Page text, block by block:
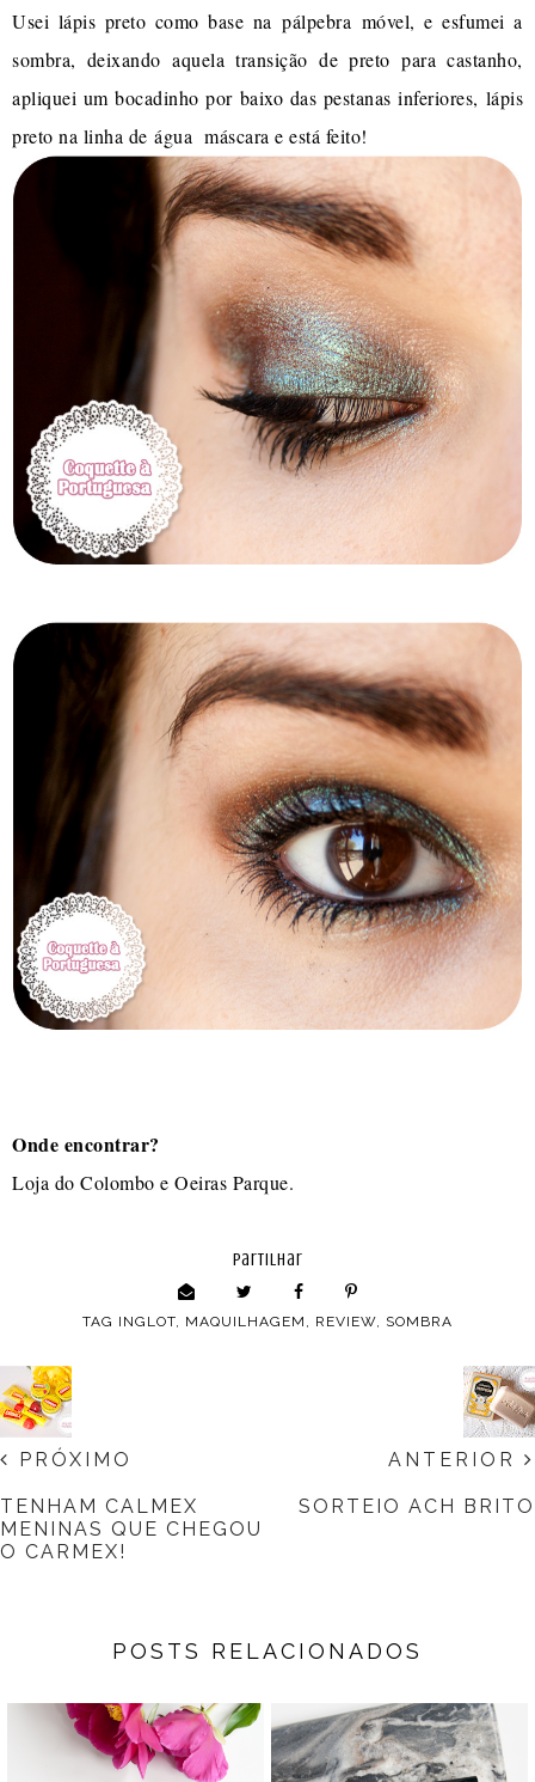
Usei lápis preto como base na pálpebra móvel, e esfumei a
sombra, deixando aquela transição de preto para castanho,
apliquei um bocadinho por baixo das pestanas inferiores, lápis
preto na linha de água máscara e está feito!
Onde encontrar?
Loja do Colombo e Oeiras Parque.
partilhar
TAG INGLOT, MAQUILHAGEM , REVIEW, SOMBRA
ANTERIOR
SORTEIO ACH BRITO
PRÓXIMO
TENHAM CALMEX
MENINAS QUE CHEGOU
O CARMEX!
POSTS RELACIONADOS